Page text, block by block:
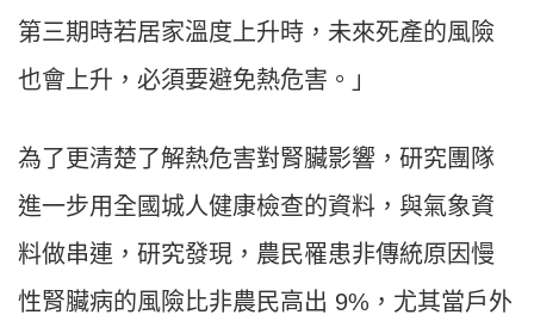
第三期時若居家溫度上升時，未來死產的風險
也會上升，必須要避免熱危害。」
為了更清楚了解熱危害對腎臟影響，研究團隊
進一步用全國城人健康檢查的資料，與氣象資
料做串連，研究發現，農民罹患非傳統原因慢
性腎臟病的風險比非農民高出 9%，尤其當戶外